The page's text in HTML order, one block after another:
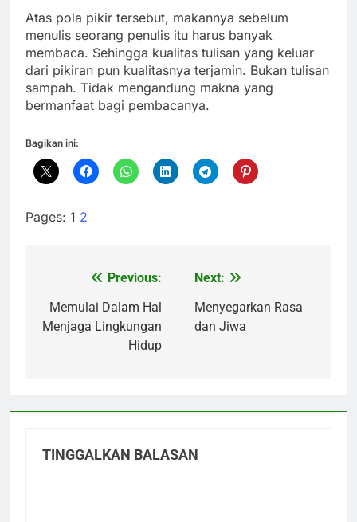
Atas pola pikir tersebut, makannya sebelum
menulis seorang penulis itu harus banyak
membaca. Sehingga kualitas tulisan yang keluar
dari pikiran pun kualitasnya terjamin. Bukan tulisan
sampah. Tidak mengandung makna yang
bermanfaat bagi pembacanya.
Bagikan ini:
Pages: 1 2
Navigasi
pos
Previous:
Memulai Dalam Hal
Menjaga Lingkungan
Hidup
Next:
Menyegarkan Rasa
dan Jiwa
TINGGALKAN BALASAN